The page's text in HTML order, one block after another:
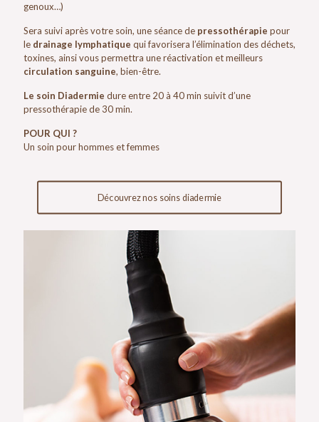
genoux…)
Sera suivi après votre soin, une séance de pressothérapie pour
le drainage lymphatique qui favorisera l’élimination des déchets,
toxines, ainsi vous permettra une réactivation et meilleurs
circulation sanguine, bien-être.
Le soin Diadermie dure entre 20 à 40 min suivit d’une
pressothérapie de 30 min.
POUR QUI ?
Un soin pour hommes et femmes
Découvrez nos soins diadermie